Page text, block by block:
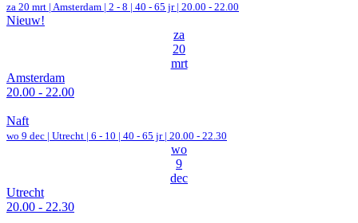
za 20 mrt | Amsterdam | 2 - 8 | 40 - 65 jr | 20.00 - 22.00
Nieuw!
za
20
mrt
Amsterdam
20.00 - 22.00
Naft
wo 9 dec | Utrecht | 6 - 10 | 40 - 65 jr | 20.00 - 22.30
wo
9
dec
Utrecht
20.00 - 22.30